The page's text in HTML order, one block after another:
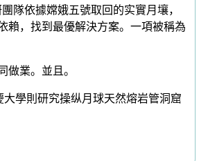
隊依據嫦娥五號取回的实實月壤，
賴，找到最優解決方案。一項被稱為
業。並且。
學則研究操纵月球天然熔岩管洞窟